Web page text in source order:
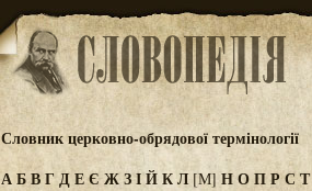
Словник церковно-обрядової термінології
АБВГДЕЄЖЗІЙКЛ [М] НОПРСТ